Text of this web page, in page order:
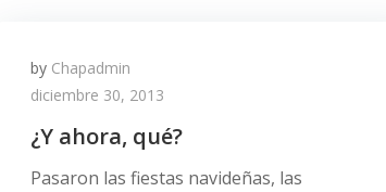
by Chapadmin
diciembre 30, 2013
¿Y ahora, qué?
Pasaron las fiestas navideñas, las